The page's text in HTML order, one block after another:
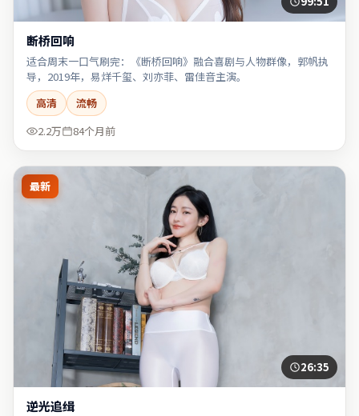
断桥回响
适合周末一口气刷完：《断桥回响》融合喜剧与人物群像，郭帆执
导，2019年，易烊千玺、刘亦菲、雷佳音主演。
高清
流畅
2.2万
84个月前
最新
26:35
逆光追缉